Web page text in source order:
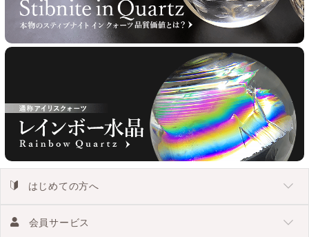
はじめての方へ
会員サービス